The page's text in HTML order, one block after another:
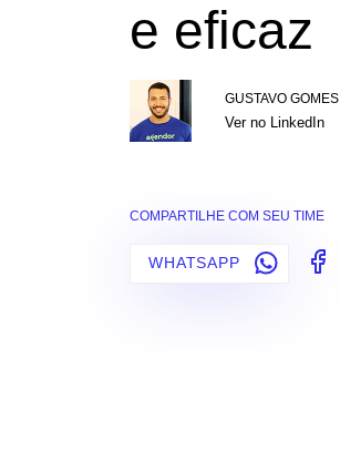
e eficaz
GUSTAVO GOMES
Ver no LinkedIn
COMPARTILHE COM SEU TIME
WHATSAPP